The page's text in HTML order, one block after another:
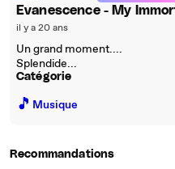
Evanescence - My
il y a 20 ans
Un grand moment....
Splendide...
Catégorie
🎵 Musique
Recommandations